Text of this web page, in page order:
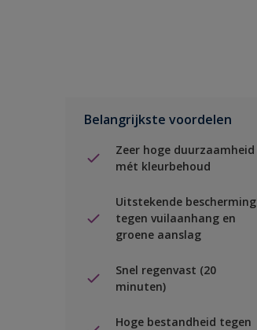
Belangrijkste voordelen
Zeer hoge duurzaamheid
mét kleurbehoud
Uitstekende bescherming
tegen vuilaanhang en
groene aanslag
Snel regenvast (20
minuten)
Hoge bestandheid tegen